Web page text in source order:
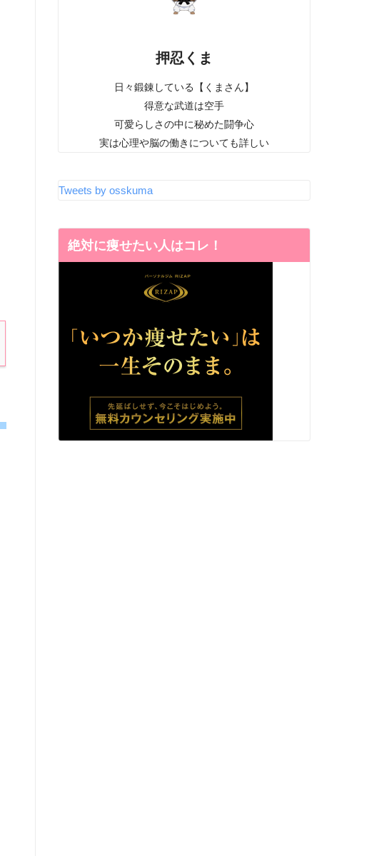
押忍くま
日々鍛錬している【くまさん】
得意な武道は空手
可愛らしさの中に秘めた闘争心
実は心理や脳の働きについても詳しい
Tweets by osskuma
絶対に痩せたい人はコレ！